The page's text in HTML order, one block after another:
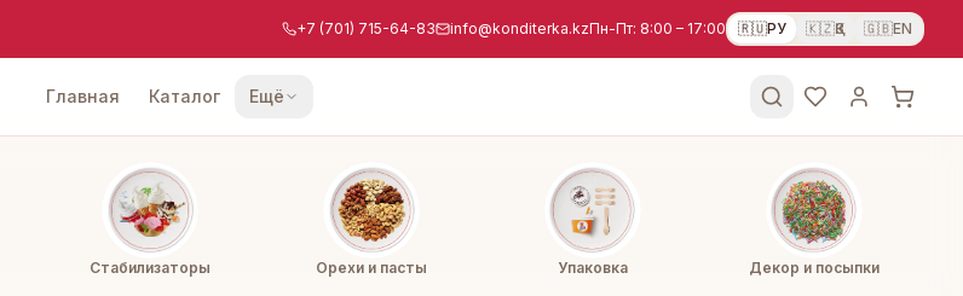
+7 (701) 715-64-83 info@konditerka.kzПн-Пт: 8:00 – 17:00 🇷🇺РУ 🇰🇿ҚЗ 🇬🇧EN
Главная Каталог Ещё
Стабилизаторы Орехи и пасты Упаковка Декор и посыпки